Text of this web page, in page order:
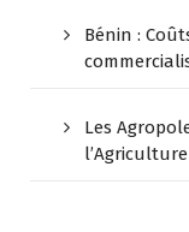
Bénin :
Les
l’Agriculture